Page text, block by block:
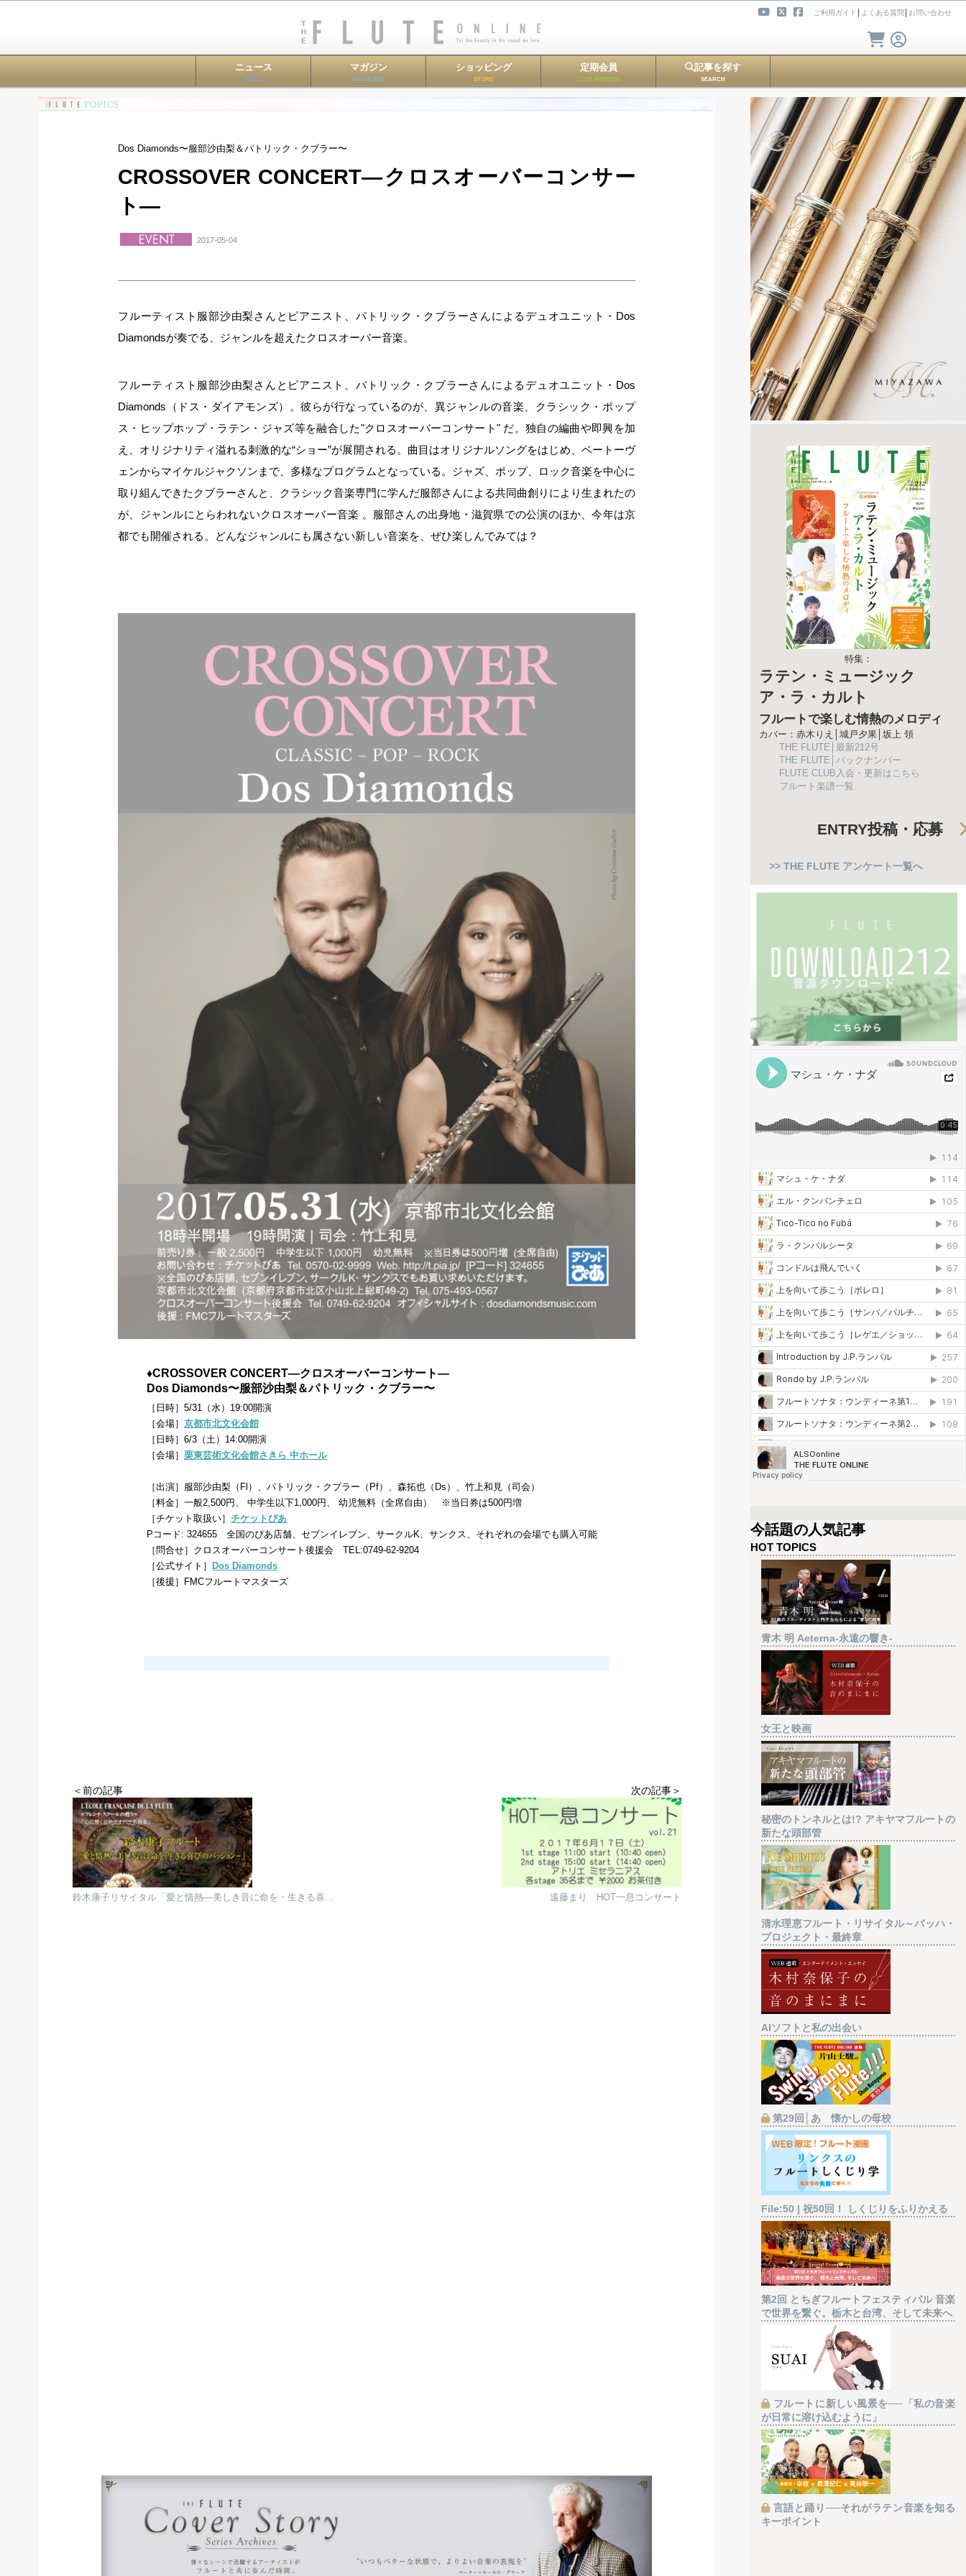
ご利用ガイド よくある質問 お問い合わせ
ニュース
NEWS
マガジン
MAGAZINE
ショッピング
STORE
定期会員
CLUB MEMBER
記事を探す
SEARCH
Dos Diamonds〜服部沙由梨＆パトリック・クブラー〜
CROSSOVER CONCERT―クロスオーバーコンサー
ト―
2017-05-04
フルーティスト服部沙由梨さんとピアニスト、パトリック・クブラーさんによるデュオユニット・Dos
Diamondsが奏でる、ジャンルを超えたクロスオーバー音楽。
フルーティスト服部沙由梨さんとピアニスト、パトリック・クブラーさんによるデュオユニット・Dos
Diamonds（ドス・ダイアモンズ）。彼らが行なっているのが、異ジャンルの音楽、クラシック・ポップ
ス・ヒップホップ・ラテン・ジャズ等を融合した"クロスオーバーコンサート" だ。独自の編曲や即興を加
え、オリジナリティ溢れる刺激的な“ショー”が展開される。曲目はオリジナルソングをはじめ、ベートーヴ
ェンからマイケルジャクソンまで、多様なプログラムとなっている。ジャズ、ポップ、ロック音楽を中心に
取り組んできたクブラーさんと、クラシック音楽専門に学んだ服部さんによる共同曲創りにより生まれたの
が、ジャンルにとらわれないクロスオーバー音楽 。服部さんの出身地・滋賀県での公演のほか、今年は京
都でも開催される。どんなジャンルにも属さない新しい音楽を、ぜひ楽しんでみては？
♦CROSSOVER CONCERT―クロスオーバーコンサート―
Dos Diamonds〜服部沙由梨＆パトリック・クブラー〜
［日時］5/31（水）19:00開演
［会場］京都市北文化会館
［日時］6/3（土）14:00開演
［会場］栗東芸術文化会館さきら 中ホール
［出演］服部沙由梨（Fl）、パトリック・クブラー（Pf）、森拓也（Ds）、竹上和見（司会）
［料金］一般2,500円、 中学生以下1,000円、 幼児無料（全席自由） ※当日券は500円増
［チケット取扱い］チケットぴあ
Pコード: 324655 全国のぴあ店舗、セブンイレブン、サークルK、サンクス、それぞれの会場でも購入可能
［問合せ］クロスオーバーコンサート後援会 TEL:0749-62-9204
［公式サイト］
Dos Diamonds
［後援］FMCフルートマスターズ
＜前の記事
鈴木康子リサイタル「愛と情熱―美しき音に命を・生きる喜びのパッション」
次の記事＞
遠藤まり HOT一息コンサート
特集：
ラテン・ミュージック
ア・ラ・カルト
フルートで楽しむ情熱のメロディ
カバー：赤木りえ│城戸夕果│坂上 領
THE FLUTE│最新212号
THE FLUTE│バックナンバー
FLUTE CLUB入会・更新はこちら
フルート楽譜一覧
ENTRY投稿・応募
>> THE FLUTE アンケート一覧へ
今話題の人気記事
HOT TOPICS
青木 明 Aeterna-永遠の響き-
女王と映画
秘密のトンネルとは!? アキヤマフルートの
新たな頭部管
清水理恵フルート・リサイタル～バッハ・
プロジェクト・最終章
AIソフトと私の出会い
第29回│あゝ懐かしの母校
File:50 | 祝50回！ しくじりをふりかえる
第2回 とちぎフルートフェスティバル 音楽
で世界を繋ぐ。栃木と台湾、そして未来へ
フルートに新しい風景を──「私の音楽
が日常に溶け込むように」
言語と踊り──それがラテン音楽を知る
キーポイント